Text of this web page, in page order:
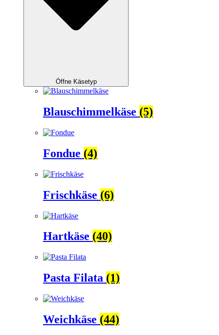
Öffne Käsetyp
Blauschimmelkäse (5)
Fondue (4)
Frischkäse (6)
Hartkäse (40)
Pasta Filata (1)
Weichkäse (44)